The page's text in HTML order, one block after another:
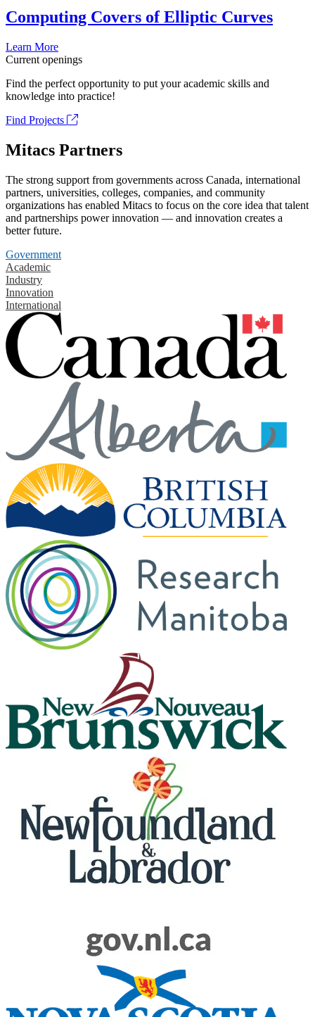
Computing Covers of Elliptic Curves
Learn More
Current openings
Find the perfect opportunity to put your academic skills and
knowledge into practice!
Find Projects
Mitacs Partners
The strong support from governments across Canada, international
partners, universities, colleges, companies, and community
organizations has enabled Mitacs to focus on the core idea that talent
and partnerships power innovation — and innovation creates a
better future.
Government
Academic
Industry
Innovation
International